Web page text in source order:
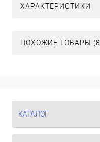
ХАРАКТЕРИСТИКИ
ПОХОЖИЕ ТОВАРЫ
КАТАЛОГ